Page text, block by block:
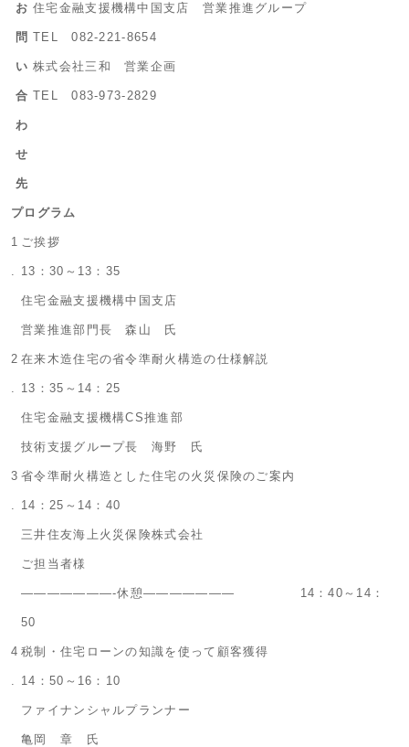
お
問
い
合
わ
せ
先
住宅金融支援機構中国支店 営業推進グループ
TEL 082-221-8654
株式会社三和 営業企画
TEL 083-973-2829
プログラム
1
.
ご挨拶
13：30～13：35
住宅金融支援機構中国支店
営業推進部門長 森山 氏
2
.
在来木造住宅の省令準耐火構造の仕様解説
13：35～14：25
住宅金融支援機構CS推進部
技術支援グループ長 海野 氏
3
.
省令準耐火構造とした住宅の火災保険のご案内
14：25～14：40
三井住友海上火災保険株式会社
ご担当者様
———————-休憩——————— 14：40～14：
50
4
.
税制・住宅ローンの知識を使って顧客獲得
14：50～16：10
ファイナンシャルプランナー
亀岡 章 氏